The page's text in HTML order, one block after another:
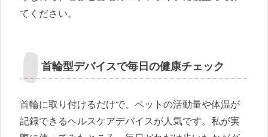
てください。
首輪型デバイスで毎日の健康チェック
首輪に取り付けるだけで、ペットの活動量や体温が
記録できるヘルスケアデバイスが人気です。私が実